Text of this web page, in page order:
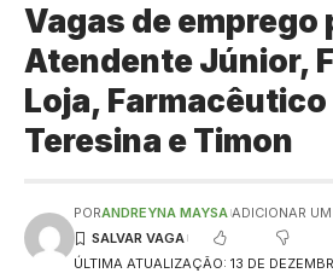
Vagas de emprego
Atendente Júnior,
Loja, Farmacêutico
Teresina e Timon
ÚLTIMA ATUALIZAÇÃO: 13 DE
PORANDREYNA MAYSA ADICIONAR